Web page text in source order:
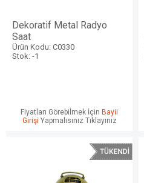
Dekoratif Metal Radyo
Saat
Ürün Kodu: C0330
Stok: -1
Fiyatları Görebilmek İçin Bayii
Girişi Yapmalısınız Tıklayınız